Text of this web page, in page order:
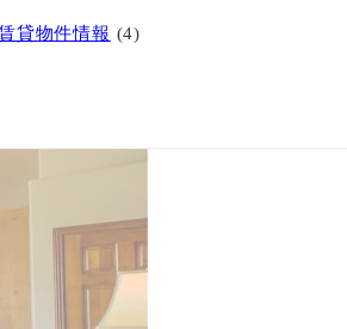
貸物件情報 (4)